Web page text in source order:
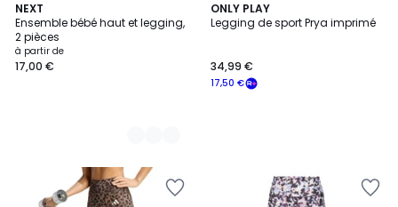
NEXT
Ensemble bébé haut et legging,
2 pièces
à partir de
17,00 €
6
Couleurs
ONLY PLAY
Legging de sport Prya imprimé
17,50 €
34,99 €